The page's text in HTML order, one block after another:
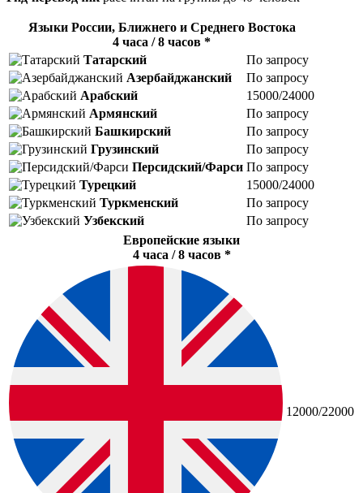
Языки России, Ближнего и Среднего Востока
4 часа / 8 часов *
Татарский
По запросу
Азербайджанский
По запросу
Арабский
15000/24000
Армянский
По запросу
Башкирский
По запросу
Грузинский
По запросу
Персидский/Фарси По запросу
Турецкий
15000/24000
Туркменский
По запросу
Узбекский
По запросу
Европейские языки
4 часа / 8 часов *
12000/22000